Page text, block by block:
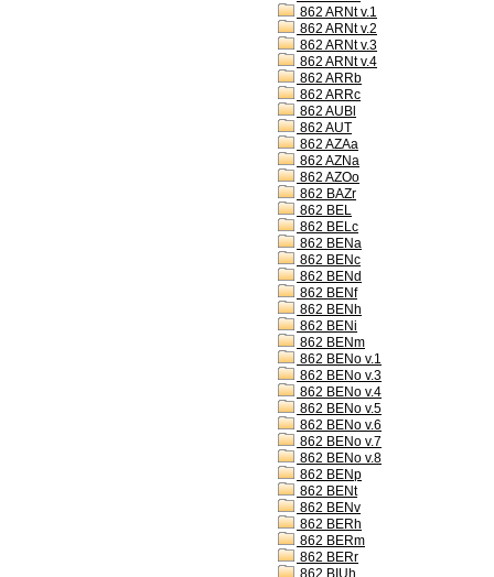
862 ARNt v.1
862 ARNt v.2
862 ARNt v.3
862 ARNt v.4
862 ARRb
862 ARRc
862 AUBl
862 AUT
862 AZAa
862 AZNa
862 AZOo
862 BAZr
862 BEL
862 BELc
862 BENa
862 BENc
862 BENd
862 BENf
862 BENh
862 BENi
862 BENm
862 BENo v.1
862 BENo v.3
862 BENo v.4
862 BENo v.5
862 BENo v.6
862 BENo v.7
862 BENo v.8
862 BENp
862 BENt
862 BENv
862 BERh
862 BERm
862 BERr
862 BIUh